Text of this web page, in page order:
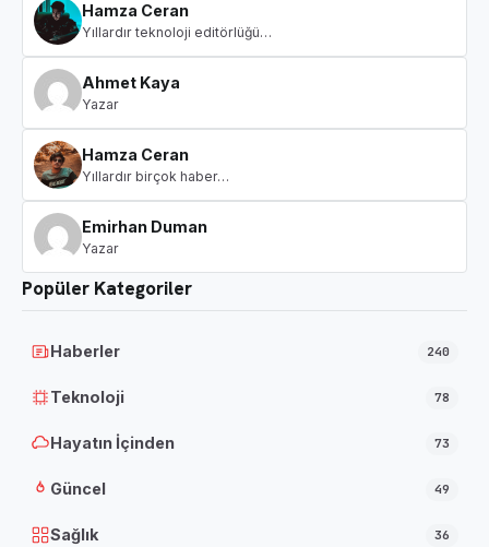
Hamza Ceran
Yıllardır teknoloji editörlüğü…
Ahmet Kaya
Yazar
Hamza Ceran
Yıllardır birçok haber…
Emirhan Duman
Yazar
Popüler Kategoriler
Haberler 240
Teknoloji 78
Hayatın İçinden 73
Güncel 49
Sağlık 36